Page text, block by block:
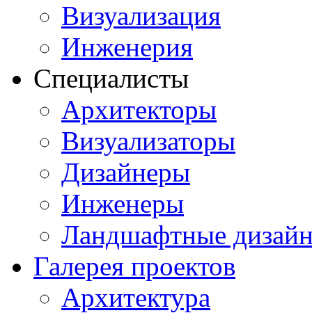
Визуализация
Инженерия
Специалисты
Архитекторы
Визуализаторы
Дизайнеры
Инженеры
Ландшафтные
Галерея проектов
Архитектура